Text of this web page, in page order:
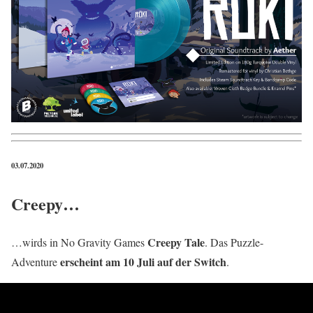
03.07.2020
Creepy…
…wirds in No Gravity GamesCreepy Tale. Das Puzzle-
Adventureerscheint am 10 Juli auf der Switch.